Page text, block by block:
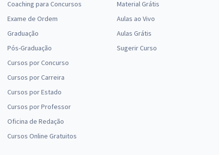
Coaching para Concursos
Exame de Ordem
Graduação
Pós-Graduação
Cursos por Concurso
Cursos por Carreira
Cursos por Estado
Cursos por Professor
Oficina de Redação
Cursos Online Gratuitos
Material Grátis
Aulas ao Vivo
Aulas Grátis
Sugerir Curso